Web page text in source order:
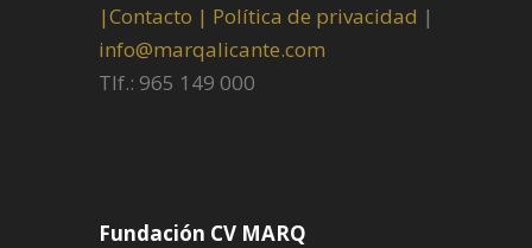
|Contacto | Política de privacidad |
info@marqalicante.com
Tlf.: 965 149 000
Fundación CV MARQ